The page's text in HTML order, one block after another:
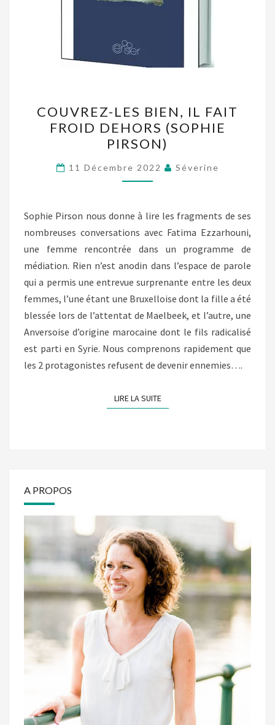
LES
BIEN,
IL
FAIT
FROID
(SOPHIE
PIRSON)
COUVREZ-LES BIEN, IL FAIT
FROID DEHORS (SOPHIE
PIRSON)
11 Décembre 2022 Séverine
Sophie Pirson nous donne à lire les fragments de ses
nombreuses conversations avec Fatima Ezzarhouni,
une femme rencontrée dans un programme de
médiation. Rien n’est anodin dans l’espace de parole
qui a permis une entrevue surprenante entre les deux
femmes, l’une étant une Bruxelloise dont la fille a été
blessée lors de l’attentat de Maelbeek, et l’autre, une
Anversoise d’origine marocaine dont le fils radicalisé
est parti en Syrie. Nous comprenons rapidement que
les 2 protagonistes refusent de devenir ennemies….
LIRE LA SUITELIRE LA SUITE
A PROPOS